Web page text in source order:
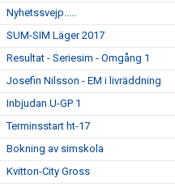
Nyhetssvejp.....
SUM-SIM Läger 2017
Resultat - Seriesim - Omgång 1
Josefin Nilsson - EM i livräddning
Inbjudan U-GP 1
Terminsstart ht-17
Bokning av simskola
Kvitton-City Gross